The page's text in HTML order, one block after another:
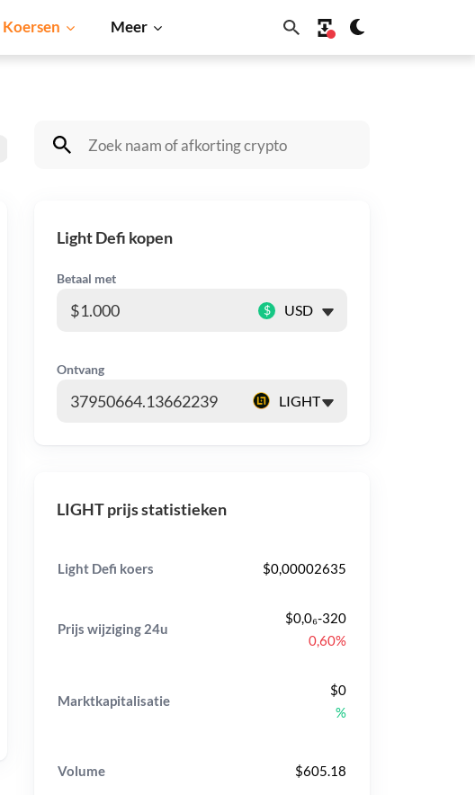
Koersen Meer
Dogecoin Solana BNB
Light Defi kopen
Betaal met
$
Ontvang
LIGHT prijs statistieken
Light Defi koers $0,00002635
Prijs wijziging 24u
$0,0₆-320
0,60%
Marktkapitalisatie
$0
%
Volume $605.18